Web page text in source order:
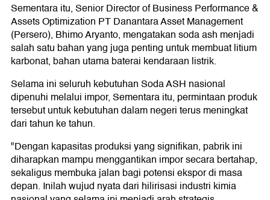
Sementara itu, Senior Director of Business Performance &
Assets Optimization PT Danantara Asset Management
(Persero), Bhimo Aryanto, mengatakan soda ash menjadi
salah satu bahan yang juga penting untuk membuat litium
karbonat, bahan utama baterai kendaraan listrik.
Selama ini seluruh kebutuhan Soda ASH nasional
dipenuhi melalui impor, Sementara itu, permintaan produk
tersebut untuk kebutuhan dalam negeri terus meningkat
dari tahun ke tahun.
"Dengan kapasitas produksi yang signifikan, pabrik ini
diharapkan mampu menggantikan impor secara bertahap,
sekaligus membuka jalan bagi potensi ekspor di masa
depan. Inilah wujud nyata dari hilirisasi industri kimia